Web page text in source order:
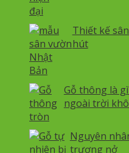
Thiết kế
hút
Gỗ thông là
ngoài trời
Nguyên
trương nở